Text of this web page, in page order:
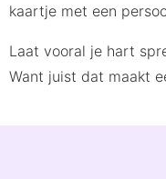
kaartje met een
Laat vooral je hart
Want juist dat maakt